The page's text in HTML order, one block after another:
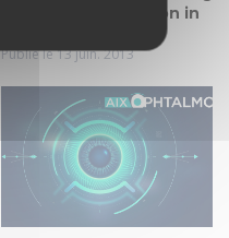
retinal vein occlusion in
Publié le 13 juin. 2013